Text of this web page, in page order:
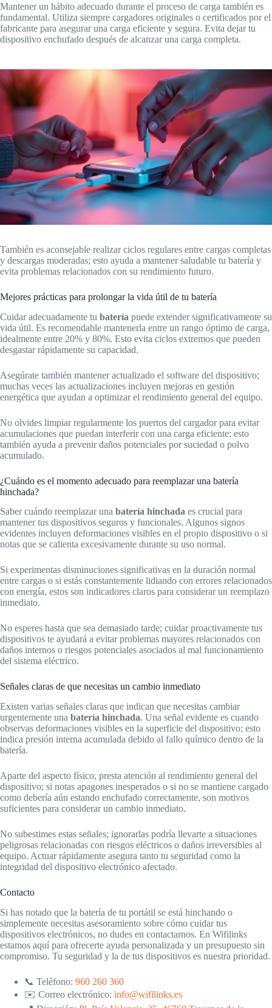
Mantener un hábito adecuado durante el proceso de carga también es
fundamental. Utiliza siempre cargadores originales o certificados por el
fabricante para asegurar una carga eficiente y segura. Evita dejar tu
dispositivo enchufado después de alcanzar una carga completa.
También es aconsejable realizar ciclos regulares entre cargas completas
y descargas moderadas; esto ayuda a mantener saludable tu batería y
evita problemas relacionados con su rendimiento futuro.
Mejores prácticas para prolongar la vida útil de tu batería
Cuidar adecuadamente tu batería puede extender significativamente su
vida útil. Es recomendable mantenerla entre un rango óptimo de carga,
idealmente entre 20% y 80%. Esto evita ciclos extremos que pueden
desgastar rápidamente su capacidad.
Asegúrate también mantener actualizado el software del dispositivo;
muchas veces las actualizaciones incluyen mejoras en gestión
energética que ayudan a optimizar el rendimiento general del equipo.
No olvides limpiar regularmente los puertos del cargador para evitar
acumulaciones que puedan interferir con una carga eficiente; esto
también ayuda a prevenir daños potenciales por suciedad o polvo
acumulado.
¿Cuándo es el momento adecuado para reemplazar una batería
hinchada?
Saber cuándo reemplazar una batería hinchada es crucial para
mantener tus dispositivos seguros y funcionales. Algunos signos
evidentes incluyen deformaciones visibles en el propio dispositivo o si
notas que se calienta excesivamente durante su uso normal.
Si experimentas disminuciones significativas en la duración normal
entre cargas o si estás constantemente lidiando con errores relacionados
con energía, estos son indicadores claros para considerar un reemplazo
inmediato.
No esperes hasta que sea demasiado tarde; cuidar proactivamente tus
dispositivos te ayudará a evitar problemas mayores relacionados con
daños internos o riesgos potenciales asociados al mal funcionamiento
del sistema eléctrico.
Señales claras de que necesitas un cambio inmediato
Existen varias señales claras que indican que necesitas cambiar
urgentemente una batería hinchada. Una señal evidente es cuando
observas deformaciones visibles en la superficie del dispositivo; esto
indica presión interna acumulada debido al fallo químico dentro de la
batería.
Aparte del aspecto físico, presta atención al rendimiento general del
dispositivo; si notas apagones inesperados o si no se mantiene cargado
como debería aún estando enchufado correctamente, son motivos
suficientes para considerar un cambio inmediato.
No subestimes estas señales; ignorarlas podría llevarte a situaciones
peligrosas relacionadas con riesgos eléctricos o daños irreversibles al
equipo. Actuar rápidamente asegura tanto tu seguridad como la
integridad del dispositivo electrónico afectado.
Contacto
Si has notado que la batería de tu portátil se está hinchando o
simplemente necesitas asesoramiento sobre cómo cuidar tus
dispositivos electrónicos, no dudes en contactarnos. En Wifilinks
estamos aquí para ofrecerte ayuda personalizada y un presupuesto sin
compromiso. Tu seguridad y la de tus dispositivos es nuestra prioridad.
📞 Teléfono: 960 260 360
✉️ Correo electrónico: info@wifilinks.es